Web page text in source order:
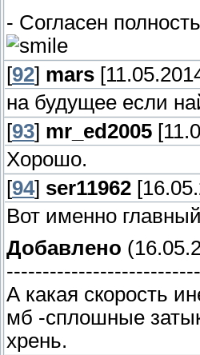
- Согласен
[92] mars
на будущее если
[93] mr_ed2005
Хорошо.
[94] ser11962
Вот именно
Добавлено
А какая скорость
мб -сплошные
хрень.